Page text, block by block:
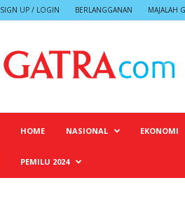
SIGN UP / LOGIN BERLANGGANAN MAJALAH
HOME NASIONAL EKONOMI
PEMILU 2024